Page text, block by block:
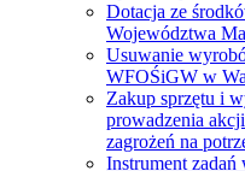
Dotacja ze
Województwa
Usuwanie
WFOŚiGW w
Zakup sprzętu i
prowadzenia
zagrożeń na
Instrument